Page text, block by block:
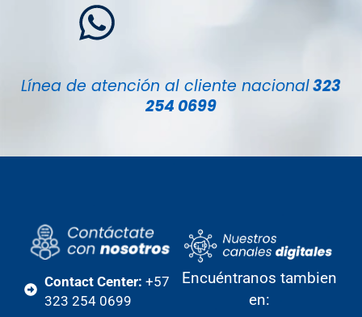
Línea de atención al cliente nacional323
254 0699
Contact Center: +57
323 254 0699
Encuéntranos tambien
en: